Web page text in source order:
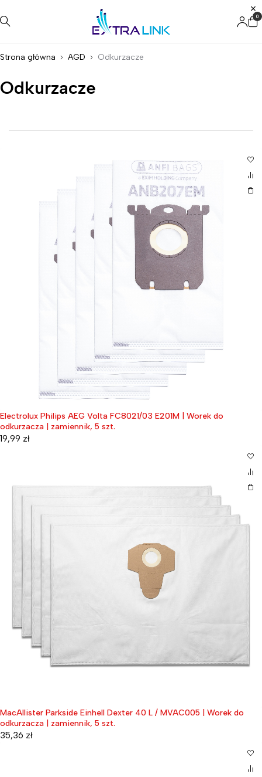
0
Strona główna AGD Odkurzacze
Odkurzacze
Electrolux Philips AEG Volta FC8021/03 E201M | Worek do
odkurzacza | zamiennik, 5 szt.
19,99 zł
MacAllister Parkside Einhell Dexter 40 L / MVAC005 | Worek do
odkurzacza | zamiennik, 5 szt.
35,36 zł